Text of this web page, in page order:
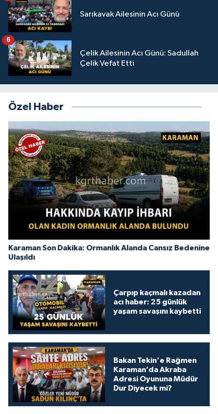
Sarıkavak Ailesinin Acı Günü
Çelik Ailesinin Acı Günü: Sadullah
Çelik Vefat Etti
6
Özel Haber
Karaman Son Dakika: Ormanlık Alanda Cansız Bedenine
Ulaşıldı
Çarpıp kaçmalı kazadan
acı haber: 25 günlük
yaşam savaşını kaybetti
Bakan Tekin'e Rağmen
Karaman’da Akraba
Adresi Oyununa Müdür
Dur Diyecek mi?